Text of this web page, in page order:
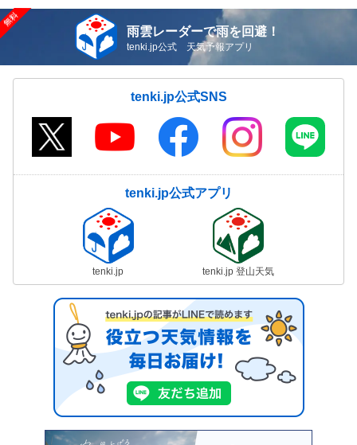
雨雲レーダーで雨を回避！
tenki.jp公式 天気予報アプリ
tenki.jp公式SNS
tenki.jp公式アプリ
tenki.jp tenki.jp 登山天気